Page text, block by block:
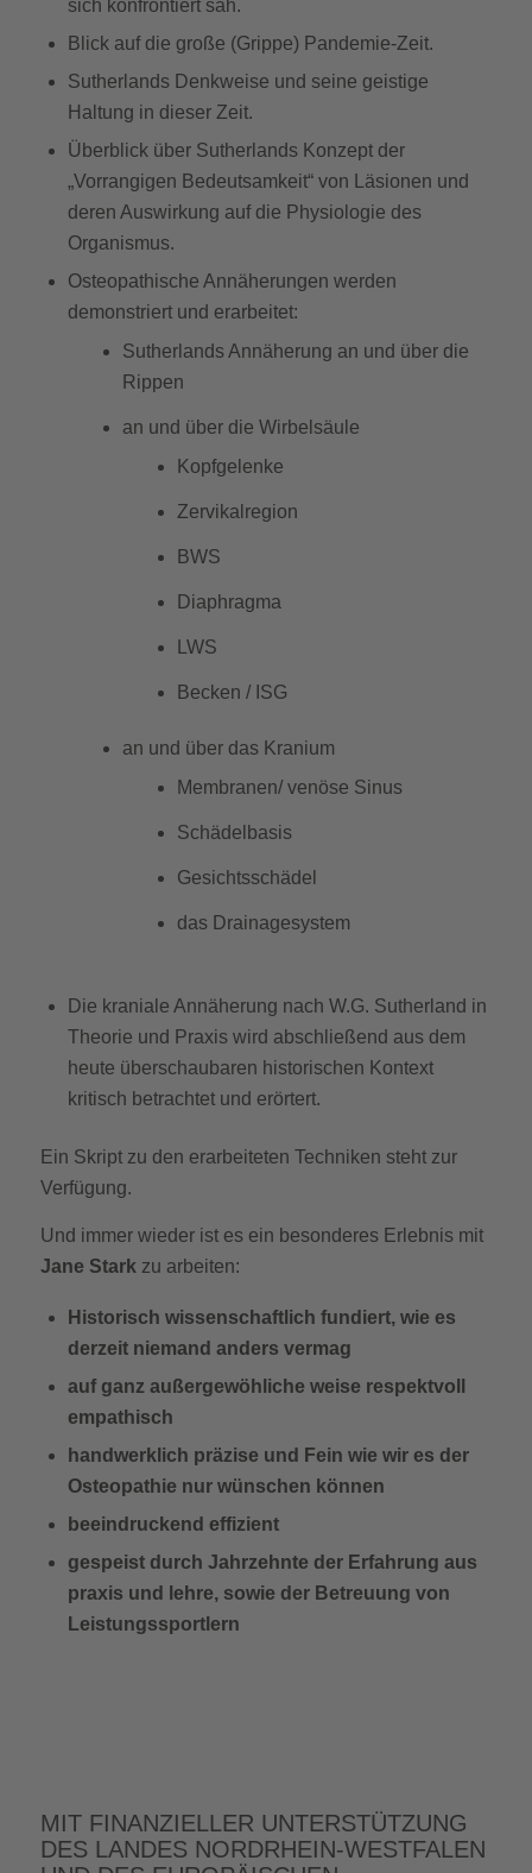
sich konfrontiert sah.
Blick auf die große (Grippe) Pandemie-Zeit.
Sutherlands Denkweise und seine geistige
Haltung in dieser Zeit.
Überblick über Sutherlands Konzept der
„Vorrangigen Bedeutsamkeit“ von Läsionen und
deren Auswirkung auf die Physiologie des
Organismus.
Osteopathische Annäherungen werden
demonstriert und erarbeitet:
Sutherlands Annäherung an und über die
Rippen
an und über die Wirbelsäule
Kopfgelenke
Zervikalregion
BWS
Diaphragma
LWS
Becken / ISG
an und über das Kranium
Membranen/ venöse Sinus
Schädelbasis
Gesichtsschädel
das Drainagesystem
Die kraniale Annäherung nach W.G. Sutherland in
Theorie und Praxis wird abschließend aus dem
heute überschaubaren historischen Kontext
kritisch betrachtet und erörtert.
Ein Skript zu den erarbeiteten Techniken steht zur
Verfügung.
Und immer wieder ist es ein besonderes Erlebnis mit
Jane Stark zu arbeiten:
Historisch wissenschaftlich fundiert, wie es
derzeit niemand anders vermag
auf ganz außergewöhliche weise respektvoll
empathisch
handwerklich präzise und Fein wie wir es der
Osteopathie nur wünschen können
beeindruckend effizient
gespeist durch Jahrzehnte der Erfahrung aus
praxis und lehre, sowie der Betreuung von
Leistungssportlern
MIT FINANZIELLER UNTERSTÜTZUNG
DES LANDES NORDRHEIN-WESTFALEN